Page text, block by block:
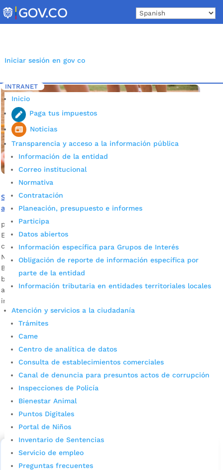
to
content
Iniciar sesión en gov co
INTRANET
Inicio
Paga tus impuestos
Noticias
Transparencia y acceso a la información pública
Información de la entidad
Correo institucional
Normativa
Contratación
Planeación, presupuesto e informes
Participa
Datos abiertos
Información específica para Grupos de Interés
Obligación de reporte de información específica por
parte de la entidad
Información tributaria en entidades territoriales locales
Atención y servicios a la ciudadanía
Trámites
Came
Centro de analítica de datos
Consulta de establecimientos comerciales
Canal de denuncia para presuntos actos de corrupción
Inspecciones de Policía
Bienestar Animal
Puntos Digitales
Portal de Niños
Inventario de Sentencias
Servicio de empleo
Preguntas frecuentes
Inicio 5 Etiqueta: Escuelas sociodeportivas
Se espera beneficiar a más de 4 mil niños y adolescentes
a través del programa Escuelas Sociodeportivas
por Alcaldía de Bucaramanga
Está abierta la convocatoria a interesados en suscribir
convenio con el Municipio para tal fin. Descargue audio:
Natalia Durán, secretaria de Desarrollo Social de
Bucaramanga Este año, la Alcaldía de Bucaramanga busca
brindar formación sociodeportiva a 4.367 niños, niñas y
adolescentes. Por eso, se hace un llamado a las fundaciones
interesadas en aunar esfuerzos […]
Cupos Escolares Bucaramanga 2022
Consulta aqui los pasos para inscribirse y solicitar un
cupo escolar en los colegios oficiales de
Bucaramanga.
Alcaldía de Bucaramanga